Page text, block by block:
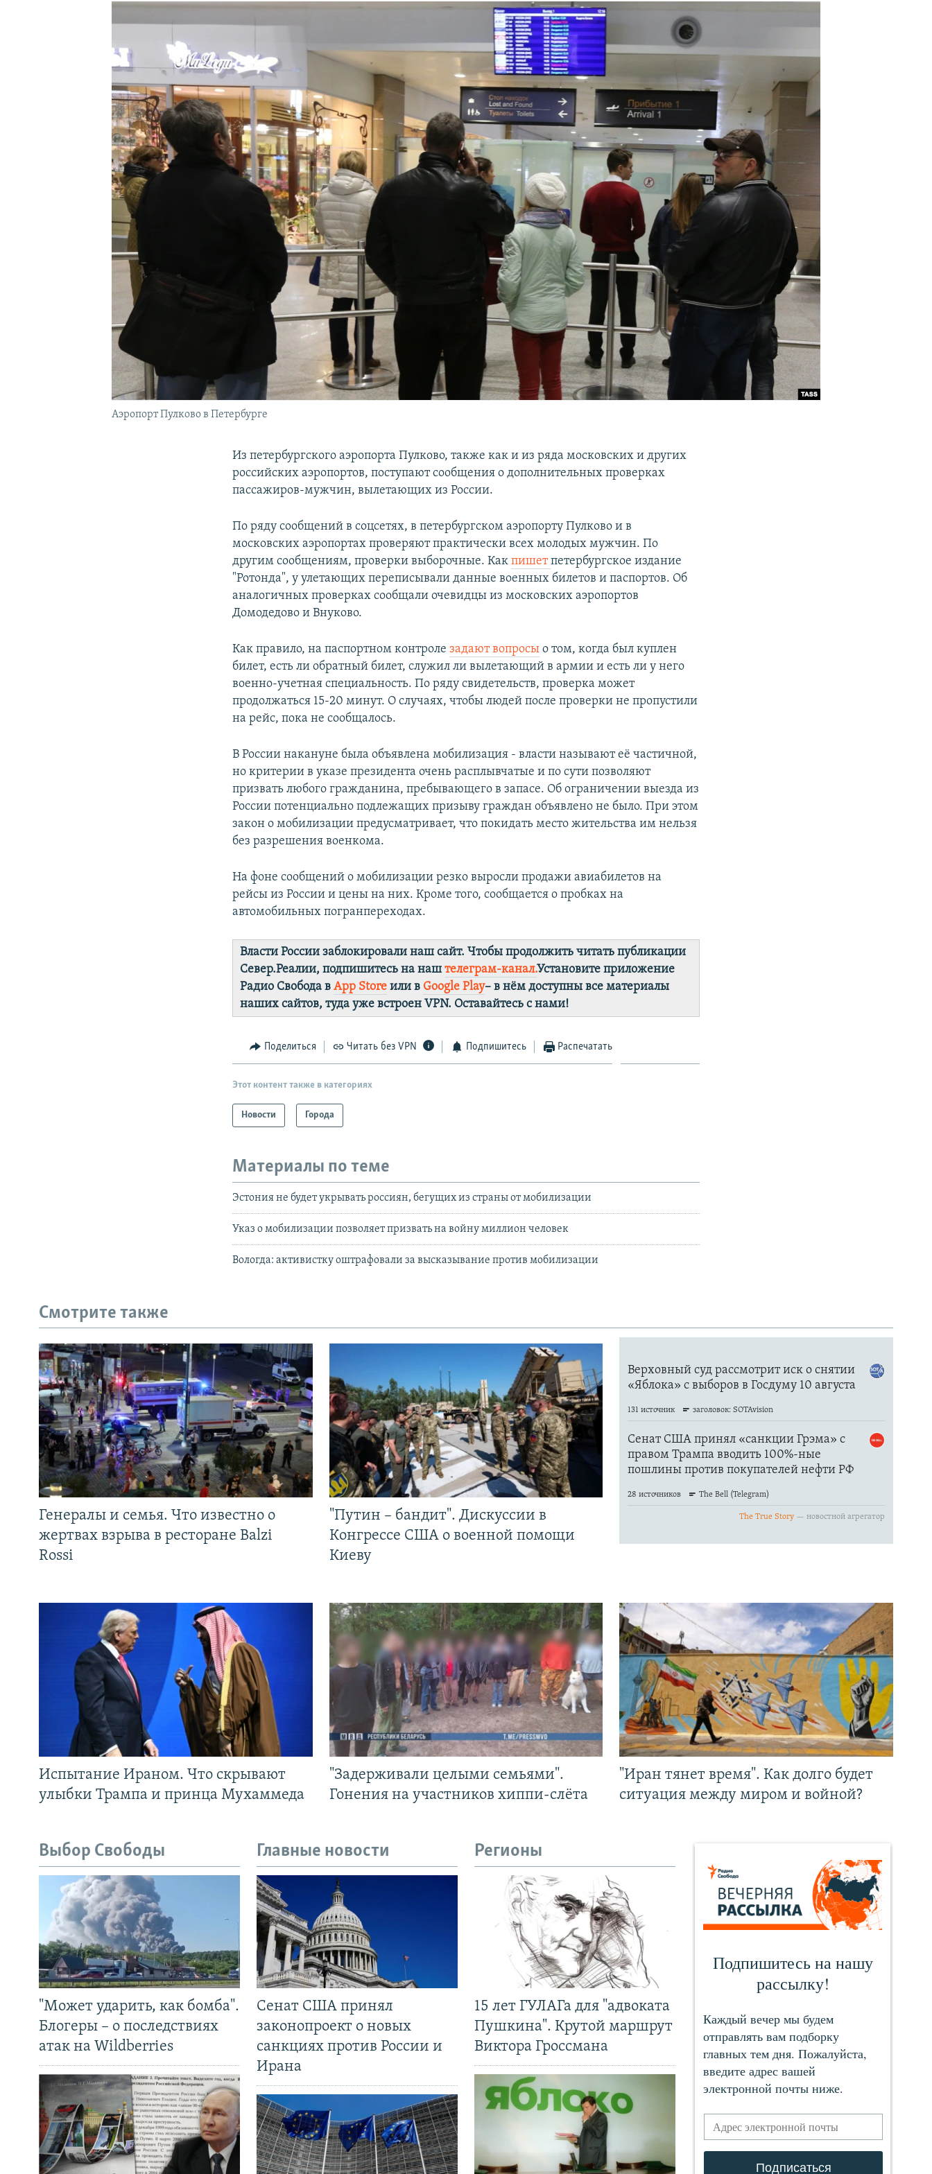
ПОДПИШИТЕСЬ НА РАССЫЛКУ
Аэропорт Пулково в Петербурге
Из петербургского аэропорта Пулково, также как и из ряда московских и других
российских аэропортов, поступают сообщения о дополнительных проверках
пассажиров-мужчин, вылетающих из России.
По ряду сообщений в соцсетях, в петербургском аэропорту Пулково и в
московских аэропортах проверяют практически всех молодых мужчин. По
другим сообщениям, проверки выборочные. Какпишетпетербургское издание
"Ротонда", у улетающих переписывали данные военных билетов и паспортов. Об
аналогичных проверках сообщали очевидцы из московских аэропортов
Домодедово и Внуково.
Как правило, на паспортном контролезадают вопросы о том, когда был куплен
билет, есть ли обратный билет, служил ли вылетающий в армии и есть ли у него
военно-учетная специальность. По ряду свидетельств, проверка может
продолжаться 15-20 минут. О случаях, чтобы людей после проверки не пропустили
на рейс, пока не сообщалось.
В России накануне была объявлена мобилизация - власти называют её частичной,
но критерии в указе президента очень расплывчатые и по сути позволяют
призвать любого гражданина, пребывающего в запасе. Об ограничении выезда из
России потенциально подлежащих призыву граждан объявлено не было. При этом
закон о мобилизации предусматривает, что покидать место жительства им нельзя
без разрешения военкома.
На фоне сообщений о мобилизации резко выросли продажи авиабилетов на
рейсы из России и цены на них. Кроме того, сообщается о пробках на
автомобильных погранпереходах.
Власти России заблокировали наш сайт. Чтобы продолжить читать публикации
Север.Реалии, подпишитесь на наштелеграм-канал.Установите приложение
Радио Свобода вApp Store или в Google Play– в нём доступны все материалы
наших сайтов, туда уже встроен VPN. Оставайтесь с нами!
Поделиться Читать без VPN Подпишитесь Распечатать
Этот контент также в категориях
Новости Города
Материалы по теме
Эстония не будет укрывать россиян, бегущих из страны от мобилизации
Указ о мобилизации позволяет призвать на войну миллион человек
Вологда: активистку оштрафовали за высказывание против мобилизации
Смотрите также
Генералы и семья. Что известно о
жертвах взрыва в ресторане Balzi
Rossi
"Путин – бандит". Дискуссии в
Конгрессе США о военной помощи
Киеву
Испытание Ираном. Что скрывают
улыбки Трампа и принца Мухаммеда
"Задерживали целыми семьями".
Гонения на участников хиппи-слёта
"Иран тянет время". Как долго будет
ситуация между миром и войной?
Выбор Свободы
"Может ударить, как бомба".
Блогеры – о последствиях
атак на Wildberries
Главные новости
Сенат США принял
законопроект о новых
санкциях против России и
Ирана
Регионы
15 лет ГУЛАГа для "адвоката
Пушкина". Крутой маршрут
Виктора Гроссмана